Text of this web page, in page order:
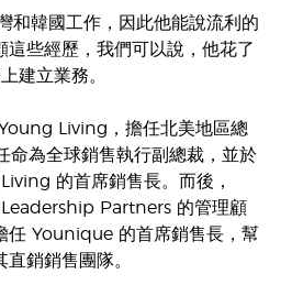
和韓國工作，因此他能說流利的
這些經歷，我們可以說，他花了
建立業務。
Living，擔任北美地區總
命為全球銷售執行副總裁，並於
的首席銷售長。而後，
Partners 的管理顧
任 Younique 的首席銷售長，幫
銷銷售團隊。